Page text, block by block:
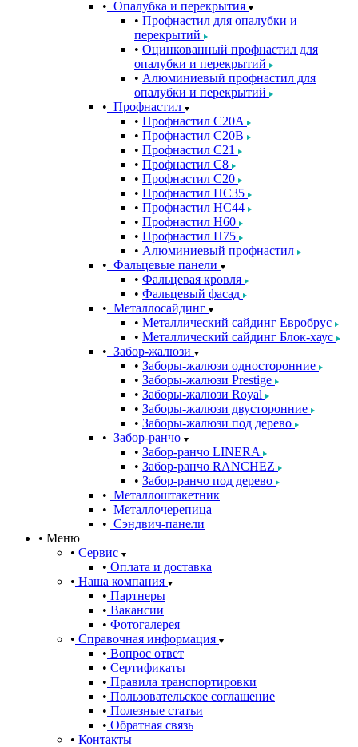
Опалубка и перекрытия
Профнастил для опалубки и
перекрытий
Оцинкованный профнастил для
опалубки и перекрытий
Алюминиевый профнастил для
опалубки и перекрытий
Профнастил
Профнастил С20A
Профнастил С20B
Профнастил С21
Профнастил С8
Профнастил С20
Профнастил НС35
Профнастил НС44
Профнастил Н60
Профнастил Н75
Алюминиевый профнастил
Фальцевые панели
Фальцевая кровля
Фальцевый фасад
Металлосайдинг
Металлический сайдинг Евробрус
Металлический сайдинг Блок-хаус
Забор-жалюзи
Заборы-жалюзи односторонние
Заборы-жалюзи Prestige
Заборы-жалюзи Royal
Заборы-жалюзи двусторонние
Заборы-жалюзи под дерево
Забор-ранчо
Забор-ранчо LINERA
Забор-ранчо RANCHEZ
Забор-ранчо под дерево
Металлоштакетник
Металлочерепица
Сэндвич-панели
Меню
Сервис
Оплата и доставка
Наша компания
Партнеры
Вакансии
Фотогалерея
Справочная информация
Вопрос ответ
Сертификаты
Правила транспортировки
Пользовательское соглашение
Полезные статьи
Обратная связь
Контакты